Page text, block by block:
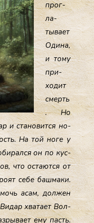
прог­
ла­
тыва­ет
Оди­на,
и то­му
при­
ходит
смерть
. Но
и ста­новит­ся но­
На той но­ге у
он по кус­
что ос­та­ют­ся от
се­бе баш­ма­ки.
асам, дол­жен
хва­та­ет Вол­
ему пасть.